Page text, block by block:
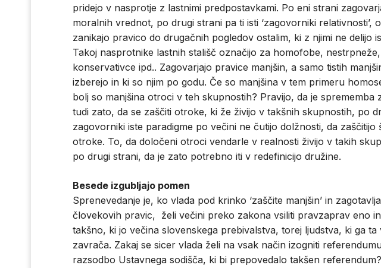
pridejo v nasprotje z lastnimi predpostavkami. Po eni strani
moralnih vrednot, po drugi strani pa ti isti ‘zagovorniki relativnosti’,
zanikajo pravico do drugačnih pogledov ostalim, ki z njimi ne delijo
Takoj nasprotnike lastnih stališč označijo za homofobe,
konservativce ipd.. Zagovarjajo pravice manjšin, a samo tistih
izberejo in ki so njim po godu. Če so manjšina v tem primeru
bolj so manjšina otroci v teh skupnostih? Pravijo, da je sprememba
tudi zato, da se zaščiti otroke, ki že živijo v takšnih skupnostih, po
zagovorniki iste paradigme po večini ne čutijo dolžnosti, da zaščitijo
otroke. To, da določeni otroci vendarle v realnosti živijo v takih
po drugi strani, da je zato potrebno iti v redefinicijo družine.
Besede izgubljajo pomen
Sprenevedanje je, ko vlada pod krinko ‘zaščite manjšin’ in
človekovih pravic, želi večini preko zakona vsiliti pravzaprav eno
takšno, ki jo večina slovenskega prebivalstva, torej ljudstva, ki ga ta
zavrača. Zakaj se sicer vlada želi na vsak način izogniti
razsodbo Ustavnega sodišča, ki bi prepovedalo takšen